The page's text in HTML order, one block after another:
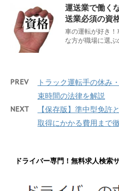
運送業で働く
送業必須の資
車の運転が好き
な方が職場に選
PREV
トラック運転手の休み
束時間の法律を解説
NEXT
【保存版】準中型免許
取得にかかる費用まで
ドライバー専門！無料求人検索